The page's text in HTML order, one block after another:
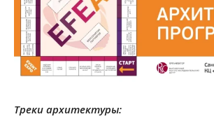
Треки архитектуры: